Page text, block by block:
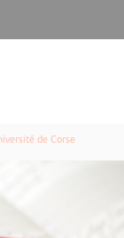
de Corse